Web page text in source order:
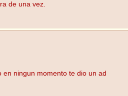
de una vez.
en ningun momento te dio un ad